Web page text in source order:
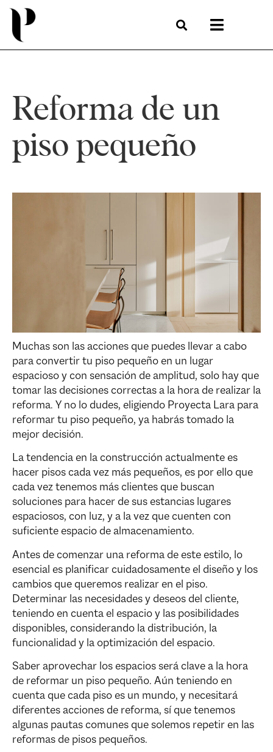
Reforma de un
piso pequeño
Muchas son las acciones que puedes llevar a cabo
para convertir tu piso pequeño en un lugar
espacioso y con sensación de amplitud, solo hay que
tomar las decisiones correctas a la hora de realizar la
reforma. Y no lo dudes, eligiendo Proyecta Lara para
reformar tu piso pequeño, ya habrás tomado la
mejor decisión.
La tendencia en la construcción actualmente es
hacer pisos cada vez más pequeños, es por ello que
cada vez tenemos más clientes que buscan
soluciones para hacer de sus estancias lugares
espaciosos, con luz, y a la vez que cuenten con
suficiente espacio de almacenamiento.
Antes de comenzar una reforma de este estilo, lo
esencial es planificar cuidadosamente el diseño y los
cambios que queremos realizar en el piso.
Determinar las necesidades y deseos del cliente,
teniendo en cuenta el espacio y las posibilidades
disponibles, considerando la distribución, la
funcionalidad y la optimización del espacio.
Saber aprovechar los espacios será clave a la hora
de reformar un piso pequeño. Aún teniendo en
cuenta que cada piso es un mundo, y necesitará
diferentes acciones de reforma, sí que tenemos
algunas pautas comunes que solemos repetir en las
reformas de pisos pequeños.